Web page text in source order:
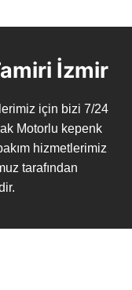
İzmir
için bizi 7/24
Motorlu kepenk
hizmetlerimiz
tarafından